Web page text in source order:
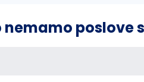
nemamo poslove